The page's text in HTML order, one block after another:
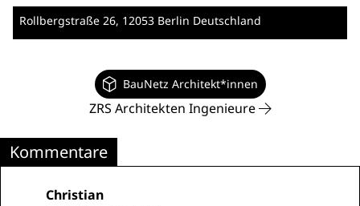
Rollbergstraße 26, 12053 Berlin Deutschland
BauNetz Architekt*innen
ZRS Architekten Ingenieure
Kommentare
Christian